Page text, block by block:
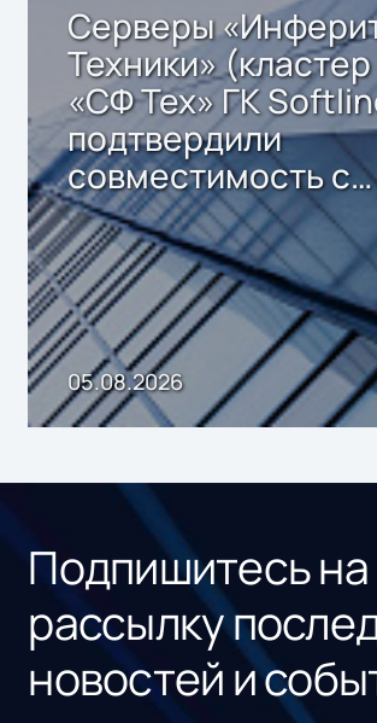
Серверы
Техники» (кластер
«СФ Тех» ГК
подтвердили
совместимость с
решением Sharx
Storage 2.x для
хранения данных
05.08.2026
Подпишитесь
рассылку
новостей и